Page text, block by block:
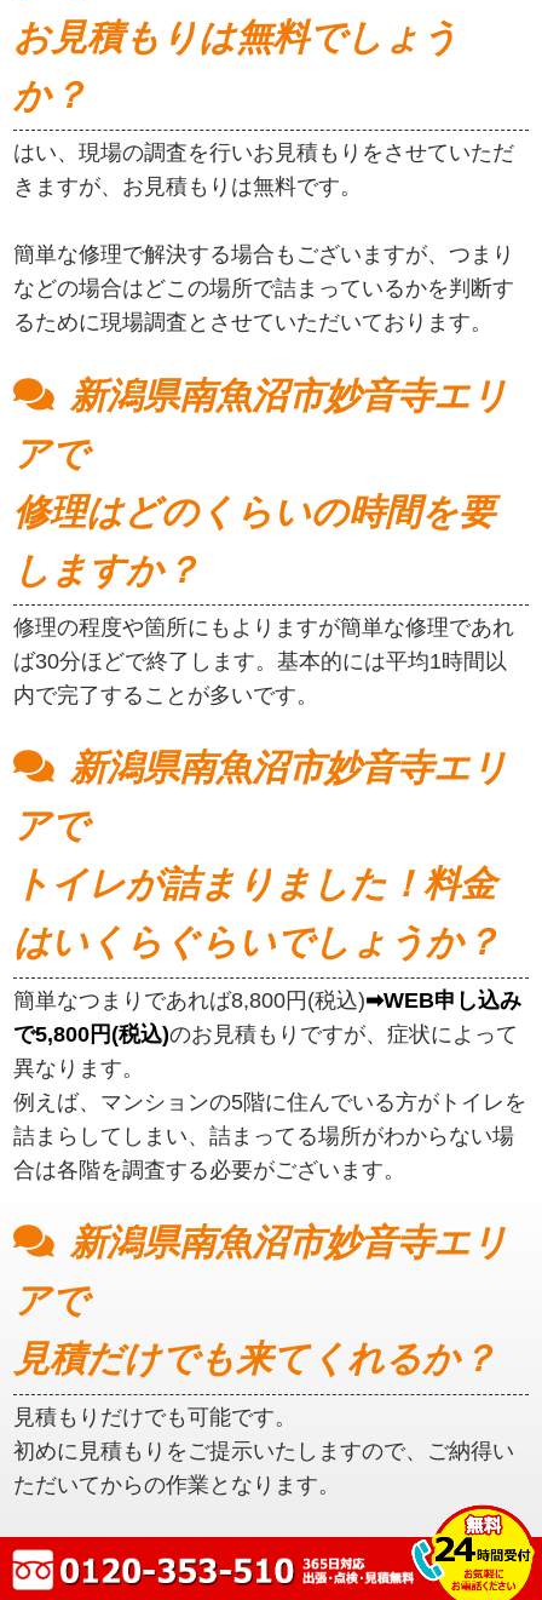
お見積もりは無料でしょう
か？
はい、現場の調査を行いお見積もりをさせていただ
きますが、お見積もりは無料です。
簡単な修理で解決する場合もございますが、つまり
などの場合はどこの場所で詰まっているかを判断す
るために現場調査とさせていただいております。
新潟県南魚沼市妙音寺エリ
アで
修理はどのくらいの時間を要
しますか？
修理の程度や箇所にもよりますが簡単な修理であれ
ば30分ほどで終了します。基本的には平均1時間以
内で完了することが多いです。
新潟県南魚沼市妙音寺エリ
アで
トイレが詰まりました！料金
はいくらぐらいでしょうか？
簡単なつまりであれば8,800円(税込)➡WEB申し込み
で5,800円(税込)のお見積もりですが、症状によって
異なります。
例えば、マンションの5階に住んでいる方がトイレを
詰まらしてしまい、詰まってる場所がわからない場
合は各階を調査する必要がございます。
新潟県南魚沼市妙音寺エリ
アで
見積だけでも来てくれるか？
見積もりだけでも可能です。
初めに見積もりをご提示いたしますので、ご納得い
ただいてからの作業となります。
新潟県南魚沼市妙音寺エリ